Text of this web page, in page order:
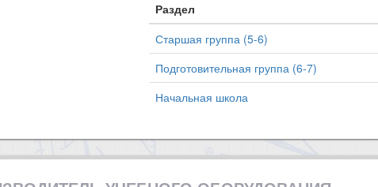
Раздел
Старшая группа (5-6)
Подготовительная группа (6-7)
Начальная школа